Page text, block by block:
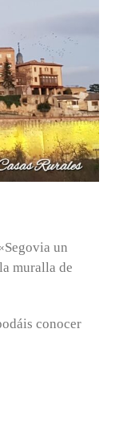
un
muralla de
conocer